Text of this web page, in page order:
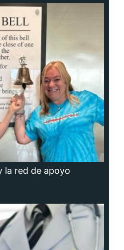
la red de apoyo